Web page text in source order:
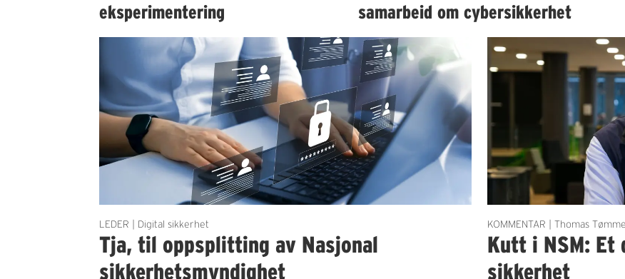
eksperimentering
samarbeid om cybersikkerhet
LEDER | Digital sikkerhet
Tja, til oppsplitting av Nasjonal
sikkerhetsmyndighet
KOMMENTAR | Thomas
Kutt i NSM: Et
sikkerhet